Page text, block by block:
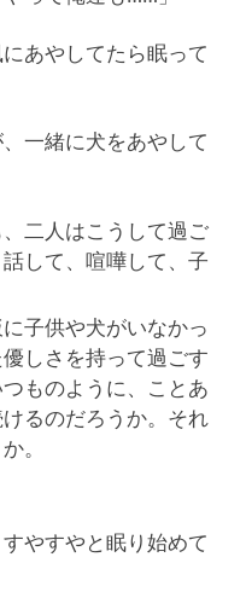
あやしてたら眠って
一緒に犬をあやして
二人はこうして過ご
して、喧嘩して、子
子供や犬がいなかっ
しさを持って過ごす
ものように、ことあ
るのだろうか。それ
。
やすやと眠り始めて